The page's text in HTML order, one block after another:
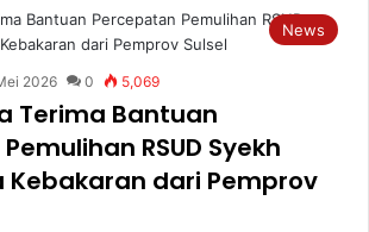
News
2026 0 5,069
Terima Bantuan
RSUD Syekh
Kebakaran dari Pemprov